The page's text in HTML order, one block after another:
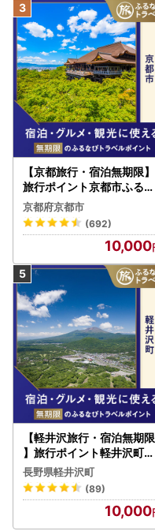
【京都旅行・宿泊無期限】
旅行ポイント京都市ふるな
びトラベルポイント
京都府京都市
(692)
10,000
【軽井沢旅行・宿泊無期限
】旅行ポイント軽井沢町ふ
るなびトラベルポイント
長野県軽井沢町
(89)
10,000